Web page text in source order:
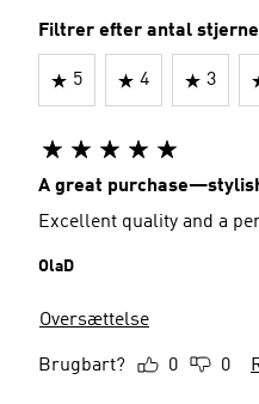
Filtrer efter antal
5 4 3
A great
Excellent quality and a
OlaD
Oversættelse
Brugbart? 0 0